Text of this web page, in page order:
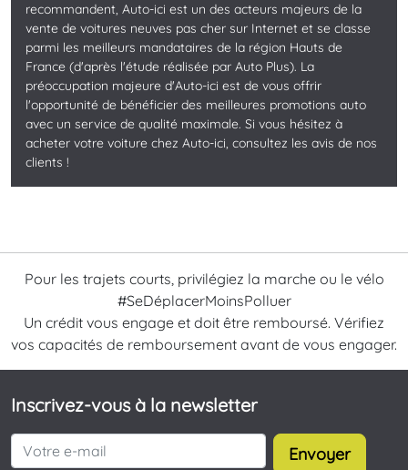
recommandent, Auto-ici est un des acteurs majeurs de la
vente de voitures neuves pas cher sur Internet et se classe
parmi les meilleurs mandataires de la région Hauts de
France (d'après l'étude réalisée par Auto Plus). La
préoccupation majeure d'Auto-ici est de vous offrir
l'opportunité de bénéficier des meilleures promotions auto
avec un service de qualité maximale. Si vous hésitez à
acheter votre voiture chez Auto-ici, consultez les avis de nos
clients !
Pour les trajets courts, privilégiez la marche ou le vélo
#SeDéplacerMoinsPolluer
Un crédit vous engage et doit être remboursé. Vérifiez
vos capacités de remboursement avant de vous engager.
Inscrivez-vous à la newsletter
Envoyer